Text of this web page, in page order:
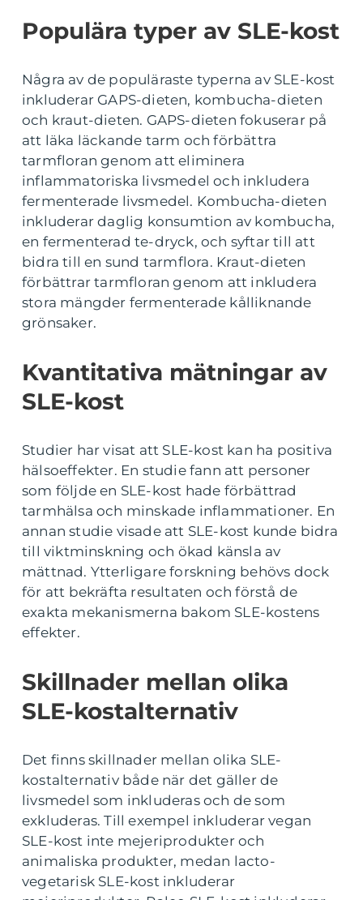
Populära typer av SLE-kost
Några av de populäraste typerna av SLE-kost
inkluderar GAPS-dieten, kombucha-dieten
och kraut-dieten. GAPS-dieten fokuserar på
att läka läckande tarm och förbättra
tarmfloran genom att eliminera
inflammatoriska livsmedel och inkludera
fermenterade livsmedel. Kombucha-dieten
inkluderar daglig konsumtion av kombucha,
en fermenterad te-dryck, och syftar till att
bidra till en sund tarmflora. Kraut-dieten
förbättrar tarmfloran genom att inkludera
stora mängder fermenterade kålliknande
grönsaker.
Kvantitativa mätningar av
SLE-kost
Studier har visat att SLE-kost kan ha positiva
hälsoeffekter. En studie fann att personer
som följde en SLE-kost hade förbättrad
tarmhälsa och minskade inflammationer. En
annan studie visade att SLE-kost kunde bidra
till viktminskning och ökad känsla av
mättnad. Ytterligare forskning behövs dock
för att bekräfta resultaten och förstå de
exakta mekanismerna bakom SLE-kostens
effekter.
Skillnader mellan olika
SLE-kostalternativ
Det finns skillnader mellan olika SLE-
kostalternativ både när det gäller de
livsmedel som inkluderas och de som
exkluderas. Till exempel inkluderar vegan
SLE-kost inte mejeriprodukter och
animaliska produkter, medan lacto-
vegetarisk SLE-kost inkluderar